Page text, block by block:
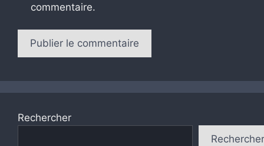
commentaire.
Rechercher
Rechercher